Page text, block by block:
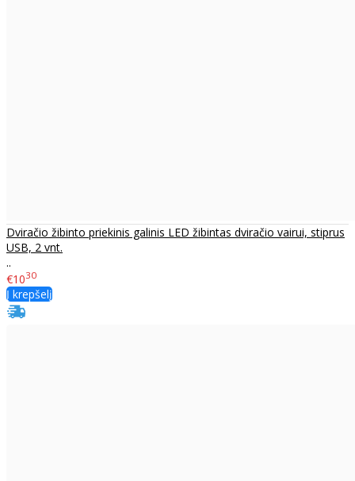
Dviračio žibinto priekinis galinis LED žibintas dviračio vairui, stiprus
USB, 2 vnt.
..
€1030
Į krepšelį